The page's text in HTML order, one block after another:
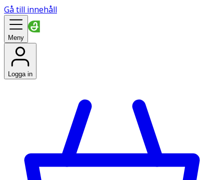
Gå till innehåll
Meny
Logga in